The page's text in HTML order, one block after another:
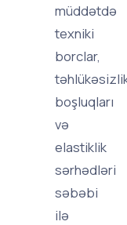
müddətdə
texniki
borclar,
boşluqları
və
elastiklik
sərhədləri
səbəbi
ilə